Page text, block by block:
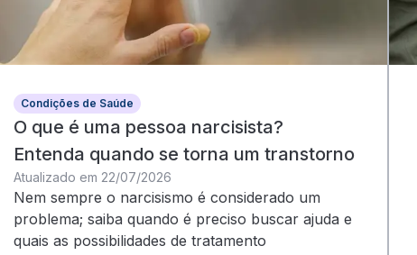
Condições de Saúde
O que é uma pessoa narcisista?
Entenda quando se torna um transtorno
Atualizado em 22/07/2026
Nem sempre o narcisismo é considerado um
problema; saiba quando é preciso buscar ajuda e
quais as possibilidades de tratamento